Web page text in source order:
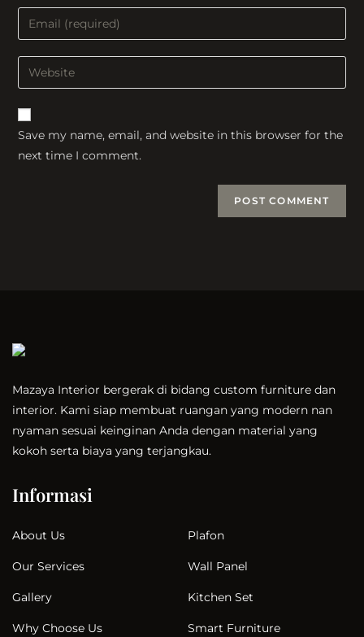
name
or
to
comment
Enter
your
email
address
comment
Enter
your
website
URL
(optional)
Save my name, email, and website in this browser for the
next time I comment.
Mazaya Interior bergerak di bidang custom furniture dan
interior. Kami siap membuat ruangan yang modern nan
nyaman sesuai keinginan Anda dengan material yang
kokoh serta biaya yang terjangkau.
Informasi
About Us
Our Services
Gallery
Why Choose Us
Plafon
Wall Panel
Kitchen Set
Smart Furniture